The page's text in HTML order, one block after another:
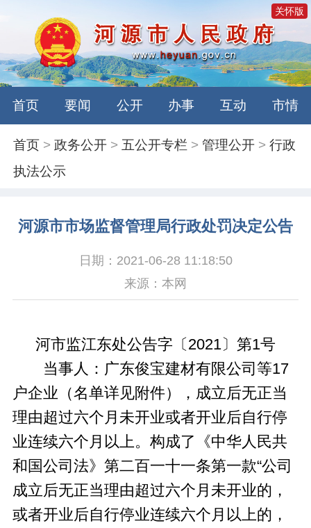
关怀版
首页 要闻 公开 办事 互动 市情
首页 >政务公开 > 五公开专栏 >管理公开 >行政
执法公示
河源市市场监督管理局行政处罚决定公告
日期：2021-06-28 11:18:50
来源：本网
河市监江东处公告字〔2021〕第1号
当事人：广东俊宝建材有限公司等17
户企业（名单详见附件），成立后无正当
理由超过六个月未开业或者开业后自行停
业连续六个月以上。构成了《中华人民共
和国公司法》第二百一十一条第一款“公司
成立后无正当理由超过六个月未开业的，
或者开业后自行停业连续六个月以上的，